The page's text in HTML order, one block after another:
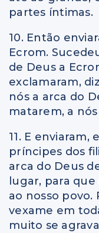
partes íntimas.
10. Então
Ecrom.
de Deus a
exclamaram,
nós a arca do
matarem, a
11. E
príncipes dos
arca do Deus
lugar, para
ao nosso povo.
vexame em
muito se